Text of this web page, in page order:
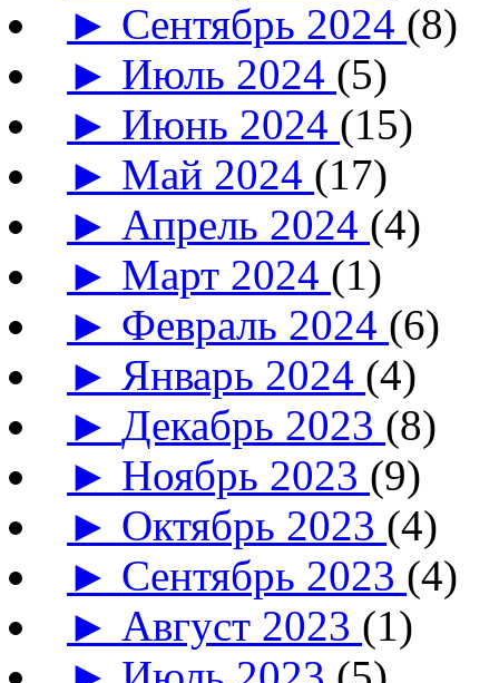
► Сентябрь 2024 (8)
► Июль 2024 (5)
► Июнь 2024 (15)
► Май 2024 (17)
► Апрель 2024 (4)
► Март 2024 (1)
► Февраль 2024 (6)
► Январь 2024 (4)
►Декабрь 2023 (8)
► Ноябрь 2023 (9)
► Октябрь 2023 (4)
► Сентябрь 2023 (4)
► Август 2023 (1)